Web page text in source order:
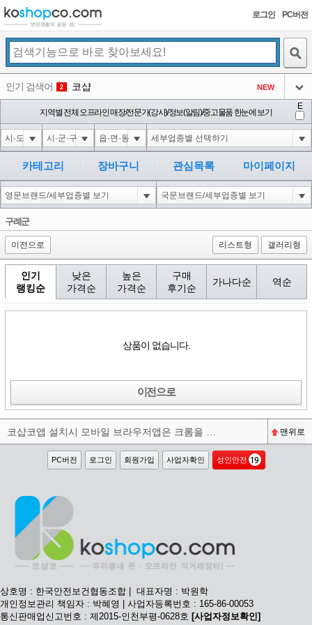
로그인 PC버전
인기 검색어 2 코샵 NEW
3 익스
아이콘
4 미끄럼방지
아이콘
5 대성설렁탕
아이콘
-16
6 1-1 waitfor delay '0:0:15' --
아이콘
0
1
지역별 전체 오프라인 매장/전문가(강사)/정보(알림)/중고물품 한눈에 보기
E
카테고리 장바구니 관심목록 마이페이지
구례군
이전으로 리스트형 갤러리형
인기
랭킹순
낮은
가격순
높은
가격순
구매
후기순
가나다순 역순
상품이 없습니다.
이전으로
맨위로
PC버전 로그인 회원가입 사업자확인 성인안전
상호명 : 한국안전보건협동조합 | 대표자명 : 박원학
개인정보관리 책임자 : 박혜영 | 사업자등록번호 : 165-86-00053
통신판매업신고번호 : 제2015-인천부평-0628호 [사업자정보확인]